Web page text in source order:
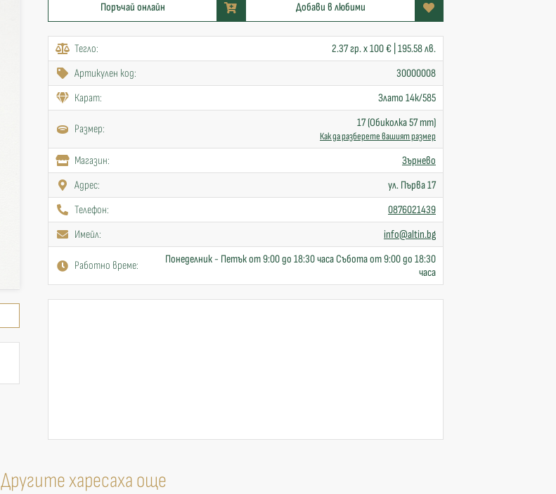
Поръчай онлайн Добави в любими
Тегло:
2.37 гр. x 100 € | 195.58 лв.
Артикулен код:
30000008
Карат:
Злато 14к/585
Размер: 17 (Обиколка 57 mm)
Как да разберете вашият размер
Mагазин:
Зърнево
Адрес:
ул. Първа 17
Телефон:
0876021439
Имейл:
info@altin.bg
Работно време:
Понеделник - Петък от 9:00 до 18:30 часа Събота от 9:00 до 18:30
часа
Другите харесаха още